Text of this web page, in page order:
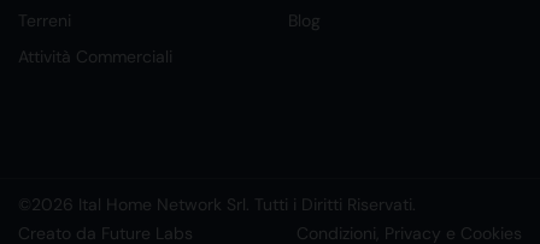
Terreni
Attività Commerciali
Blog
©2026 Ital Home Network Srl. Tutti i Diritti Riservati.
Creato da Future Labs
Condizioni, Privacy e Cookies